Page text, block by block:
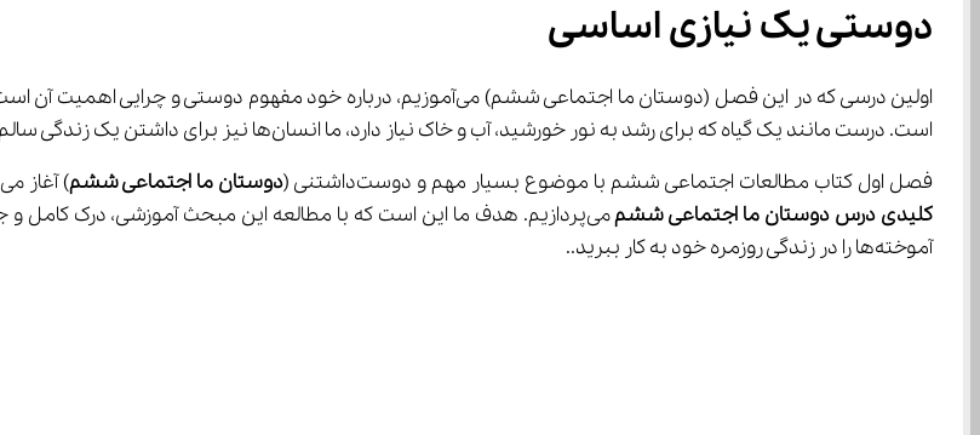
دوستی یک نیازی اساسی
است. درست مانند یک گیاه که برای رشد به نور خورشید، آب و خاک نیاز دارد، ما انسان‌ها نیز برای داشتن یک زندگی سالم و کامل به ارتباط با دیگران، به خصوص دوستان، نیاز داریم.
فصل اول کتاب مطالعات اجتماعی ششم با موضوع بسیار مهم و دوست‌داشتنی (
دوستان ما اجتماعی ششم) آغاز می‌شود. در این مبحث آموزشی مدرسه مجازی آی نو، به بررسی عمیق‌تر
کلیدی درس دوستان ما اجتماعی ششم می‌پردازیم. هدف ما این است که با مطالعه این مبحث آموزشی، درک کامل و جامعی از
آموخته‌ها را در زندگی روزمره خود به کار ببرید..